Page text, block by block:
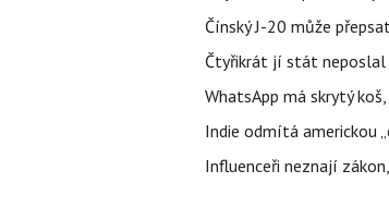
Čínský J-20 může
Čtyřikrát jí stát neposlal
WhatsApp má skrytý
Indie odmítá americkou
Influenceři neznají